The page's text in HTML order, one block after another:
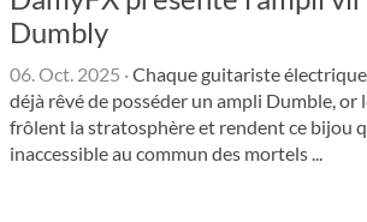
Dumbly
06. Oct. 2025 ·Chaque guitariste
déjà rêvé de posséder un ampli Dumble, or
frôlent la stratosphère et rendent ce bijou
inaccessible au commun des mortels ...